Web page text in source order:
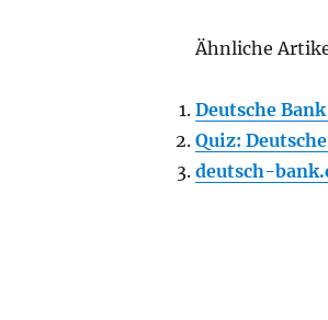
Ähnliche
Deutsche
Quiz:
deutsch-